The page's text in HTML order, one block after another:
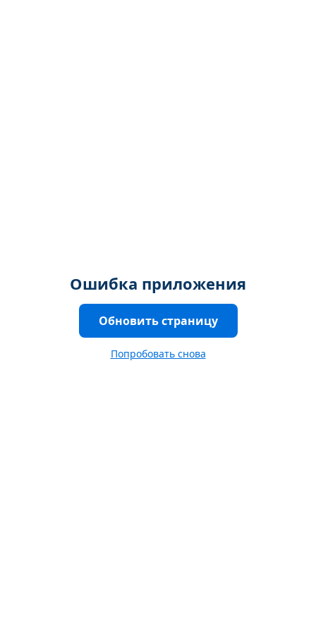
Ошибка приложения
Обновить страницу
Попробовать снова